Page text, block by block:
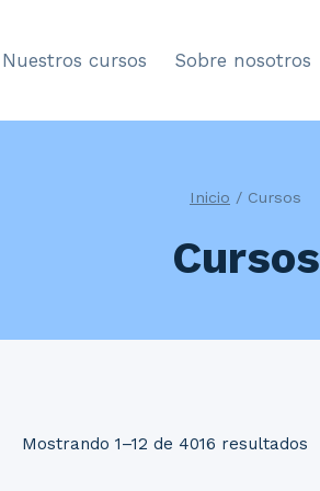
Nuestros cursos Sobre nosotros
Inicio / Cursos
Cursos
Mostrando 1–12 de 4016 resultados